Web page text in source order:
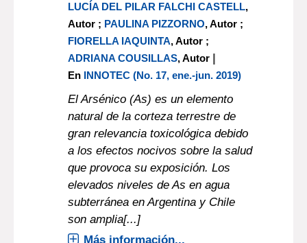
LUCÍA DEL PILAR FALCHI CASTELL,
Autor ; PAULINA PIZZORNO, Autor ;
FIORELLA IAQUINTA, Autor ;
ADRIANA COUSILLAS, Autor |
En INNOTEC (No. 17, ene.-jun. 2019)
El Arsénico (As) es un elemento
natural de la corteza terrestre de
gran relevancia toxicológica debido
a los efectos nocivos sobre la salud
que provoca su exposición. Los
elevados niveles de As en agua
subterránea en Argentina y Chile
son amplia[...]
Más información...